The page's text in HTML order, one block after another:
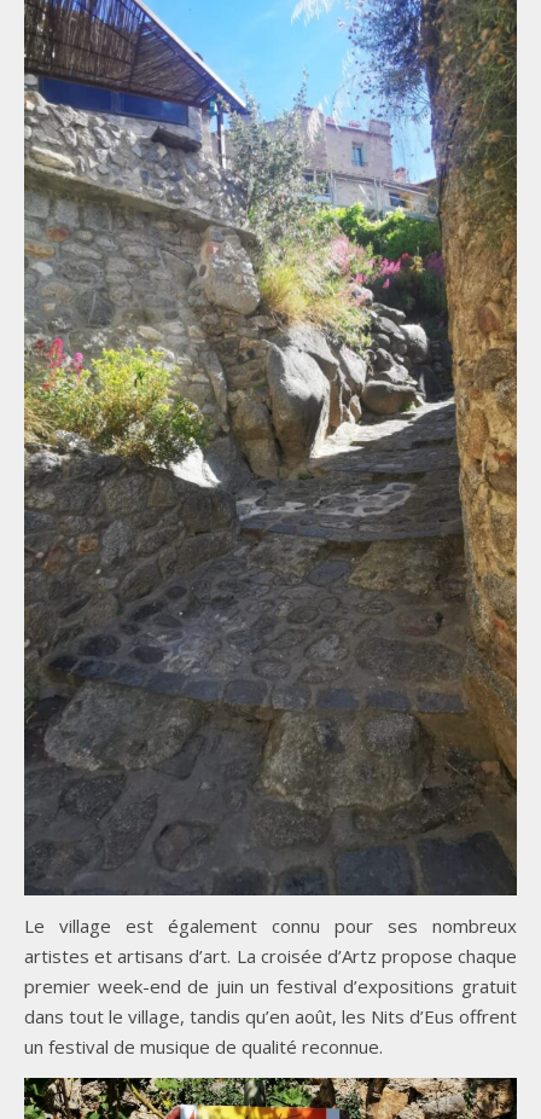
Le village est également connu pour ses nombreux
artistes et artisans d’art. La croisée d’Artz propose chaque
premier week-end de juin un festival d’expositions gratuit
dans tout le village, tandis qu’en août, les Nits d’Eus offrent
un festival de musique de qualité reconnue.